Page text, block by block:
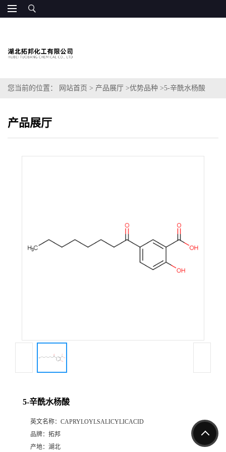
您当前的位置： 网站首页 > 产品展厅 >优势品种 >5-辛酰水杨酸
产品展厅
5-辛酰水杨酸
英文名称： CAPRYLOYLSALICYLICACID
品牌： 拓邦
产地： 湖北